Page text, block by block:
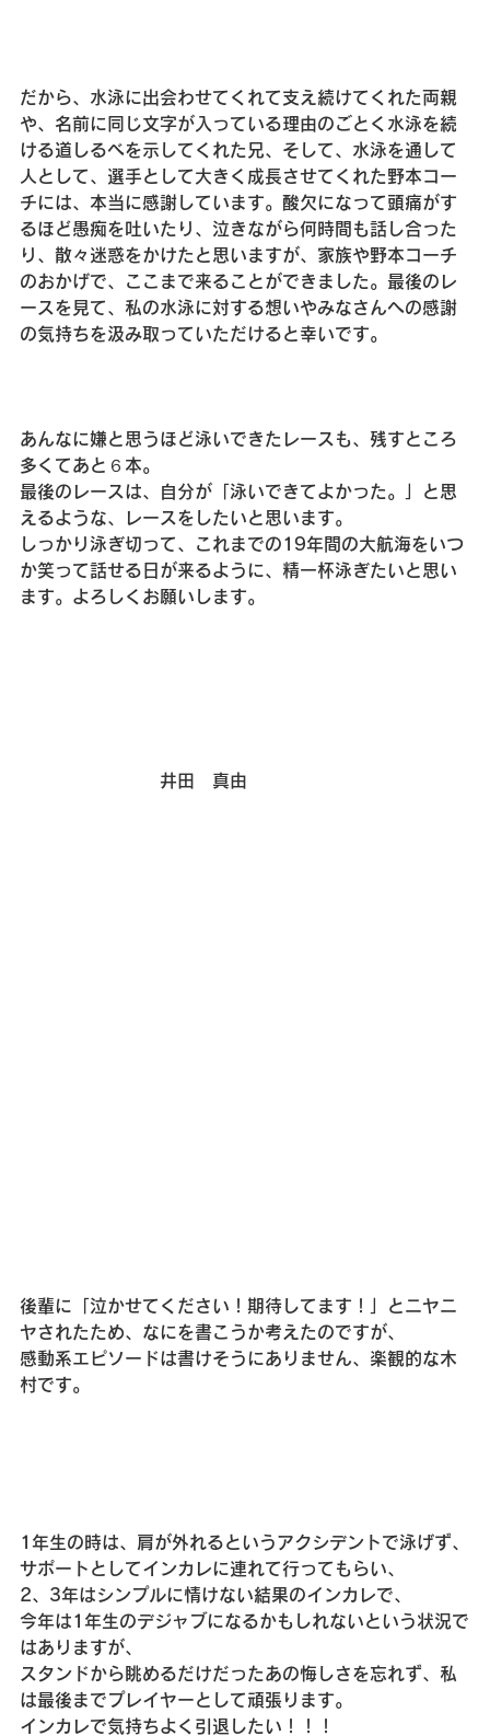
だから、水泳に出会わせてくれて支え続けてくれた両親
や、名前に同じ文字が入っている理由のごとく水泳を続
ける道しるべを示してくれた兄、そして、水泳を通して
人として、選手として大きく成長させてくれた野本コー
チには、本当に感謝しています。酸欠になって頭痛がす
るほど愚痴を吐いたり、泣きながら何時間も話し合った
り、散々迷惑をかけたと思いますが、家族や野本コーチ
のおかげで、ここまで来ることができました。最後のレ
ースを見て、私の水泳に対する想いやみなさんへの感謝
の気持ちを汲み取っていただけると幸いです。
あんなに嫌と思うほど泳いできたレースも、残すところ
多くてあと６本。
最後のレースは、自分が「泳いできてよかった。」と思
えるような、レースをしたいと思います。
しっかり泳ぎ切って、これまでの19年間の大航海をいつ
か笑って話せる日が来るように、精一杯泳ぎたいと思い
ます。よろしくお願いします。
井田　真由
後輩に「泣かせてください！期待してます！」とニヤニ
ヤされたため、なにを書こうか考えたのですが、
感動系エピソードは書けそうにありません、楽観的な木
村です。
1年生の時は、肩が外れるというアクシデントで泳げず、
サポートとしてインカレに連れて行ってもらい、
2、3年はシンプルに情けない結果のインカレで、
今年は1年生のデジャブになるかもしれないという状況で
はありますが、
スタンドから眺めるだけだったあの悔しさを忘れず、私
は最後までプレイヤーとして頑張ります。
インカレで気持ちよく引退したい！！！